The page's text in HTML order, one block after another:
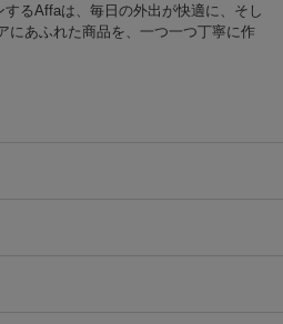
するAffaは、毎日の外出が快適に、そし
にあふれた商品を、一つ一つ丁寧に作